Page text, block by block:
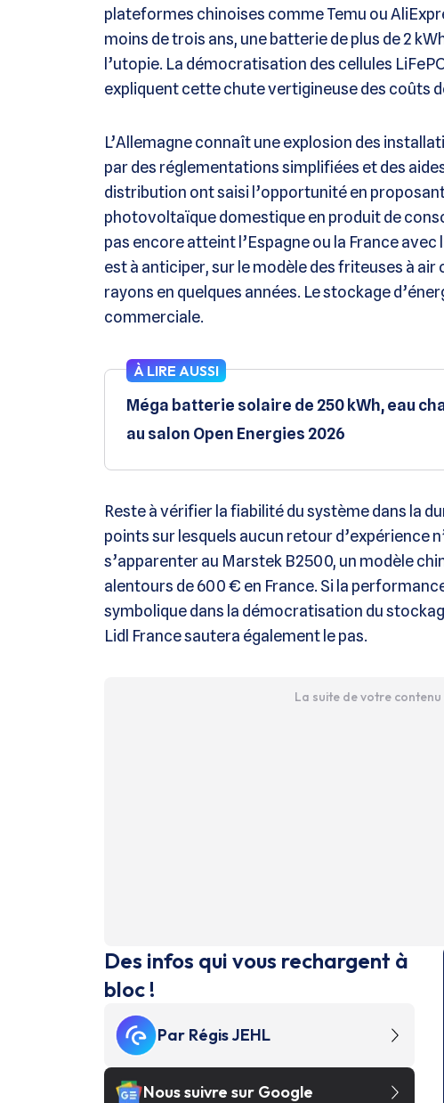
plateformes chinoises comme Temu ou
moins de trois ans, une batterie de plus de 2
l’utopie. La démocratisation des cellules
expliquent cette chute vertigineuse des coûts
L’Allemagne connaît une explosion des
par des réglementations simplifiées et des
distribution ont saisi l’opportunité en
photovoltaïque domestique en produit de
pas encore atteint l’Espagne ou la France
est à anticiper, sur le modèle des friteuses à
rayons en quelques années. Le stockage
commerciale.
À LIRE AUSSI
Méga batterie solaire de 250 kWh, eau
au salon Open Energies 2026
Reste à vérifier la fiabilité du système dans la
points sur lesquels aucun retour d’expérience
s’apparenter au Marstek B2500, un modèle
alentours de 600 € en France. Si la
symbolique dans la démocratisation du
Lidl France sautera également le pas.
La suite de votre
Des infos qui vous rechargent à
bloc !
Par Régis JEHL
Nous suivre sur Google